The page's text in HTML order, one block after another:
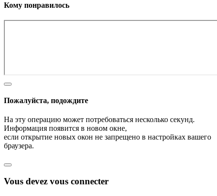
Кому понравилось
Пожалуйста, подождите
На эту операцию может потребоваться несколько секунд.
Информация появится в новом окне,
если открытие новых окон не запрещено в настройках вашего
браузера.
Vous devez vous connecter